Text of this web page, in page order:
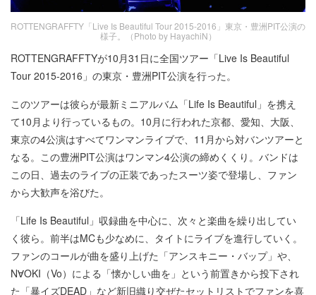
ROTTENGRAFFTY「Live Is Beautiful Tour 2015-2016」東京・豊洲PIT公演の
様子。（Photo by HayachiN）
ROTTENGRAFFTYが10月31日に全国ツアー「Live Is Beautiful
Tour 2015-2016」の東京・豊洲PIT公演を行った。
このツアーは彼らが最新ミニアルバム「Life Is Beautiful」を携え
て10月より行っているもの。10月に行われた京都、愛知、大阪、
東京の4公演はすべてワンマンライブで、11月から対バンツアーと
なる。この豊洲PIT公演はワンマン4公演の締めくくり。バンドは
この日、過去のライブの正装であったスーツ姿で登場し、ファン
から大歓声を浴びた。
「Life Is Beautiful」収録曲を中心に、次々と楽曲を繰り出してい
く彼ら。前半はMCも少なめに、タイトにライブを進行していく。
ファンのコールが曲を盛り上げた「アンスキニー・バップ」や、
N∀OKI（Vo）による「懐かしい曲を」という前置きから投下され
た「暴イズDEAD」など新旧織り交ぜたセットリストでファンを喜